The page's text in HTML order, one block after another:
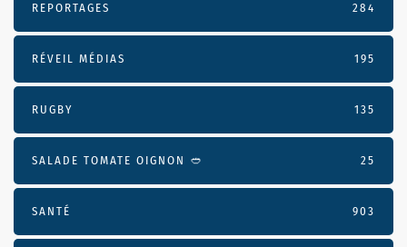
REPORTAGES 284
RÉVEIL MÉDIAS 195
RUGBY 135
SALADE TOMATE OIGNON 🥙 25
SANTÉ 903